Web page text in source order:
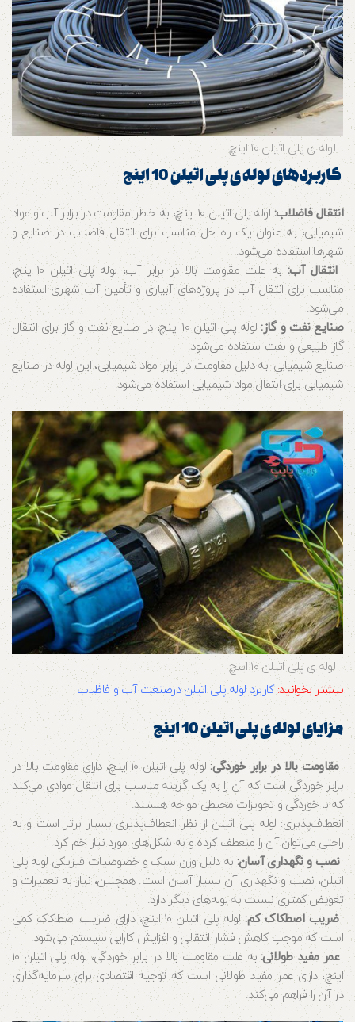
لوله ی پلی اتیلن 10 اینچ
کاربردهای لوله ی پلی اتیلن 10 اینچ
انتقال فاضلاب:
لوله پلی اتیلن 10 اینچ، به خاطر مقاومت در برابر آب و مواد
شیمیایی، به عنوان یک راه حل مناسب برای انتقال فاضلاب در صنایع و
شهرها استفاده می‌شود.
انتقال آب:
به علت مقاومت بالا در برابر آب، لوله پلی اتیلن 10 اینچ،
مناسب برای انتقال آب در پروژه‌های آبیاری و تأمین آب شهری استفاده
می‌شود.
صنایع نفت و گاز:
لوله پلی اتیلن 10 اینچ، در صنایع نفت و گاز برای انتقال
گاز طبیعی و نفت استفاده می‌شود.
صنایع شیمیایی: به دلیل مقاومت در برابر مواد شیمیایی، این لوله در صنایع
شیمیایی برای انتقال مواد شیمیایی استفاده می‌شود.
لوله ی پلی اتیلن 10 اینچ
بیشتر بخوانید: کاربرد لوله پلی اتیلن درصنعت آب و فاظلاب
مزایای لوله ی پلی اتیلن 10 اینچ
مقاومت بالا در برابر خوردگی:
لوله پلی اتیلن 10 اینچ، دارای مقاومت بالا در
برابر خوردگی است که آن را به یک گزینه مناسب برای انتقال موادی می‌کند
که با خوردگی و تجویزات محیطی مواجه هستند.
انعطاف‌پذیری: لوله پلی اتیلن از نظر انعطاف‌پذیری بسیار برتر است و به
راحتی می‌توان آن را منعطف کرده و به شکل‌های مورد نیاز خم کرد.
نصب و نگهداری آسان:به دلیل وزن سبک و خصوصیات فیزیکی لوله پلی
اتیلن، نصب و نگهداری آن بسیار آسان است. همچنین، نیاز به تعمیرات و
تعویض کمتری نسبت به لوله‌های دیگر دارد.
ضریب اصطکاک کم:
لوله پلی اتیلن 10 اینچ، دارای ضریب اصطکاک کمی
است که موجب کاهش فشار انتقالی و افزایش کارایی سیستم می‌شود.
عمر مفید طولانی:
به علت مقاومت بالا در برابر خوردگی، لوله پلی اتیلن 10
اینچ، دارای عمر مفید طولانی است که توجیه اقتصادی برای سرمایه‌گذاری
در آن را فراهم می‌کند.